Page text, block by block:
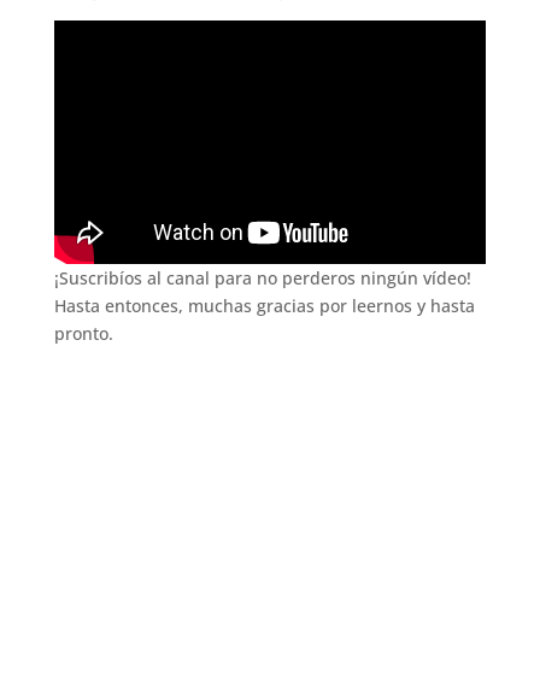
¡Suscribíos al canal para no perderos ningún vídeo!
Hasta entonces, muchas gracias por leernos y hasta
pronto.